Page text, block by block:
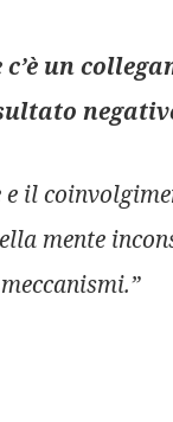
c’è un
e il
mente